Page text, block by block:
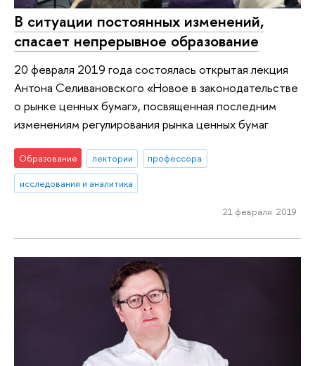
В ситуации постоянных изменений,
спасает непрерывное образование
20 февраля 2019 года состоялась открытая лекция
Антона Селивановского «Новое в законодательстве
о рынке ценных бумаг», посвященная последним
изменениям регулирования рынка ценных бумаг
Образование лектории
профессора
исследования и аналитика
21 февраля 2019